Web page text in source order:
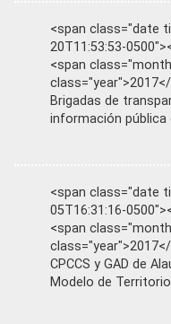
<span class="date
20T11:53:53-
<span
Brigadas de
información pública
<span class="date
05T16:31:16-
<span
CPCCS y GAD de
Modelo de